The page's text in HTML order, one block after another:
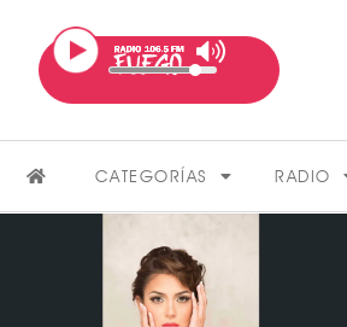
CATEGORÍAS RADIO